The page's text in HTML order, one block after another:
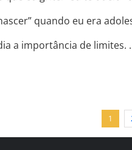
quando eu era
a importância de limites. .
1